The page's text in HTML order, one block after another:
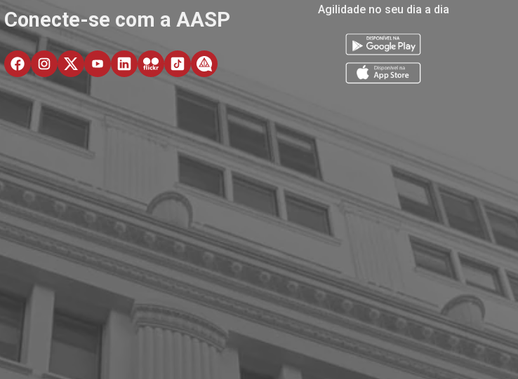
Conecte-se com a AASP Agilidade no seu dia a dia